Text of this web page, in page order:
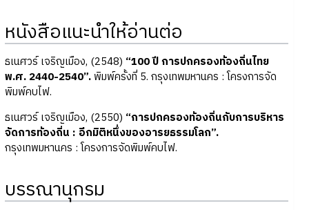
หนังสือแนะนำให้อ่านต่อ
ธเนศวร์ เจริญเมือง, (2548) “100 ปี การปกครองท้องถิ่นไทย
พ.ศ. 2440-2540”.พิมพ์ครั้งที่ 5. กรุงเทพมหานคร : โครงการจัด
พิมพ์คบไฟ.
ธเนศวร์ เจริญเมือง, (2550) “การปกครองท้องถิ่นกับการบริหาร
จัดการท้องถิ่น : อีกมิติหนึ่งของอารยธรรมโลก”.
กรุงเทพมหานคร : โครงการจัดพิมพ์คบไฟ.
บรรณานุกรม